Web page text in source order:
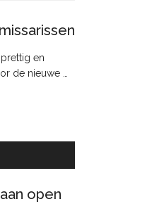
en
de nieuwe …
open